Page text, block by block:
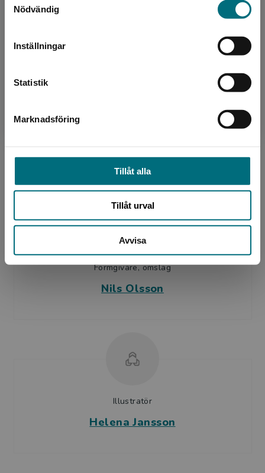
Nödvändig
Inställningar
Statistik
Marknadsföring
Tillåt alla
Tillåt urval
Avvisa
Sverige. För att kunna slutföra ett köp måste
Bengt Fredrikson är författare och journalist.
Bokjuryns fö...
Formgivare, omslag
Nils Olsson
Illustratör
Helena Jansson